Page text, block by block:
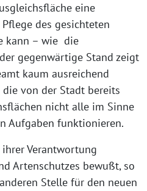
eine
des gesichteten
kann – wie die
gegenwärtige Stand zeigt
kaum ausreichend
von der Stadt bereits
nicht alle im Sinne
Aufgaben funktionieren.
Verantwortung
Artenschutzes bewußt, so
Stelle für den neuen